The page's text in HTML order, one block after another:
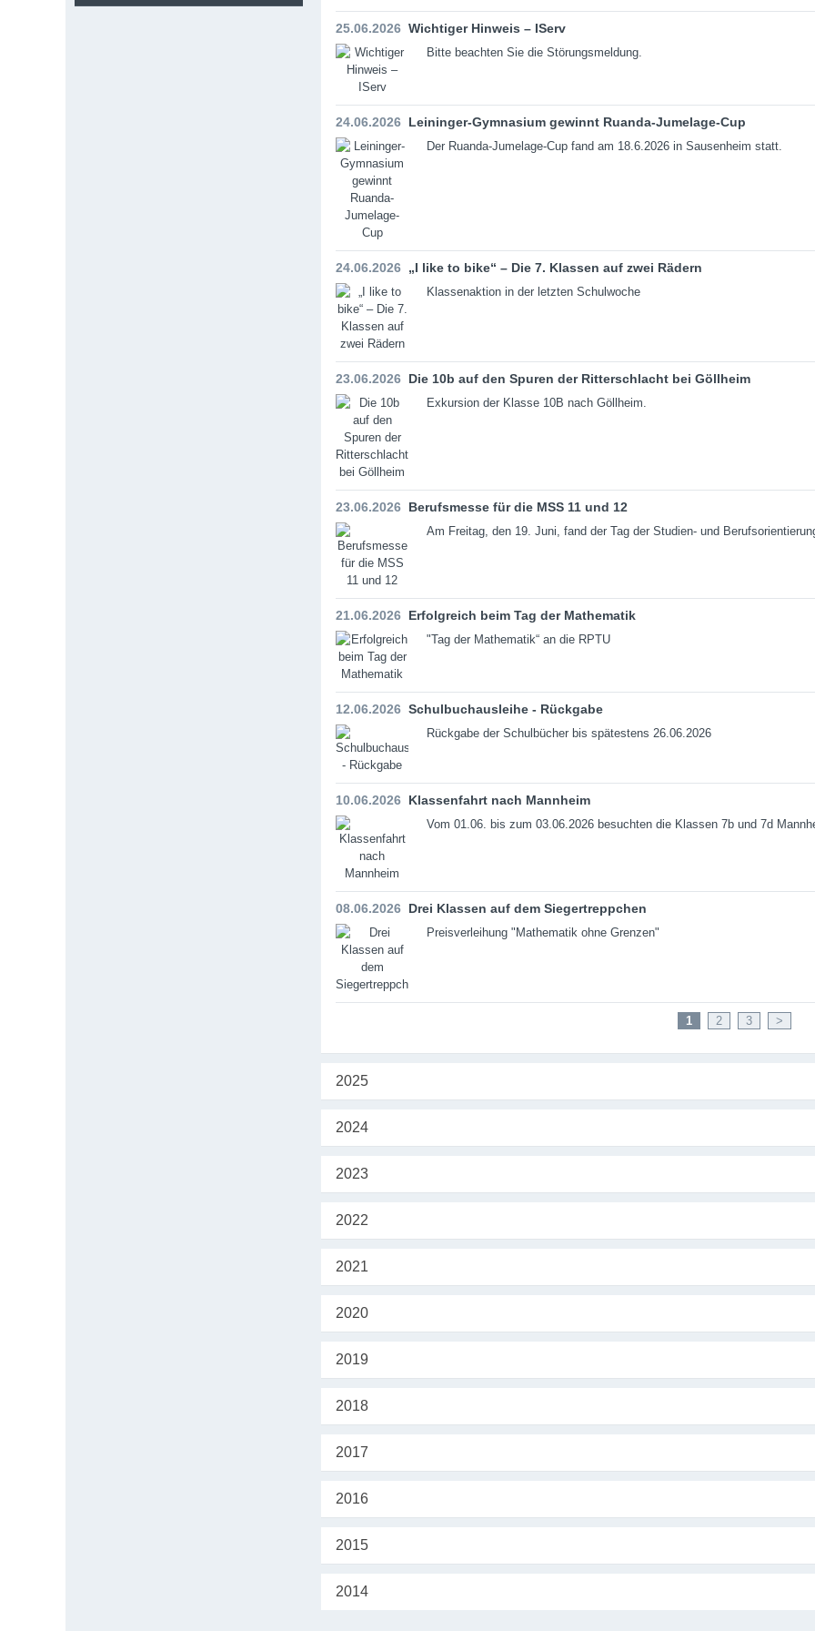
25.06.2026 Wichtiger Hinweis – IServ
Bitte beachten Sie die Störungsmeldung.
24.06.2026 Leininger-Gymnasium gewinnt Ruanda-Jumelage-Cup
Der Ruanda-Jumelage-Cup fand am 18.6.2026 in Sausenheim statt.
24.06.2026 „I like to bike“ – Die 7. Klassen auf zwei Rädern
Klassenaktion in der letzten Schulwoche
23.06.2026 Die 10b auf den Spuren der Ritterschlacht bei Göllheim
Exkursion der Klasse 10B nach Göllheim.
23.06.2026 Berufsmesse für die MSS 11 und 12
Am Freitag, den 19. Juni, fand der Tag der Studien- und
21.06.2026 Erfolgreich beim Tag der Mathematik
"Tag der Mathematik“ an die RPTU
12.06.2026 Schulbuchausleihe - Rückgabe
Rückgabe der Schulbücher bis spätestens 26.06.2026
10.06.2026 Klassenfahrt nach Mannheim
Vom 01.06. bis zum 03.06.2026 besuchten die Klassen 7b und 7d
08.06.2026 Drei Klassen auf dem Siegertreppchen
Preisverleihung "Mathematik ohne Grenzen"
1 2 3 >
2025
2024
2023
2022
2021
2020
2019
2018
2017
2016
2015
2014